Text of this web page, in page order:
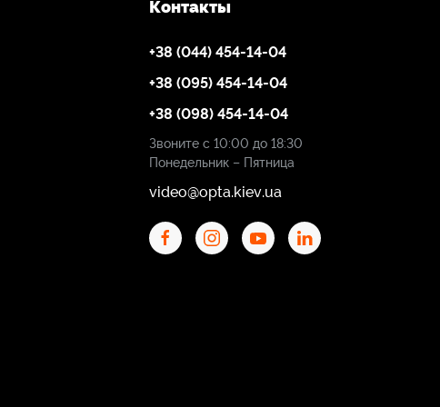
Контакты
+38 (044) 454-14-04
+38 (095) 454-14-04
+38 (098) 454-14-04
Звоните с 10:00 до 18:30
Понедельник – Пятница
video@opta.kiev.ua